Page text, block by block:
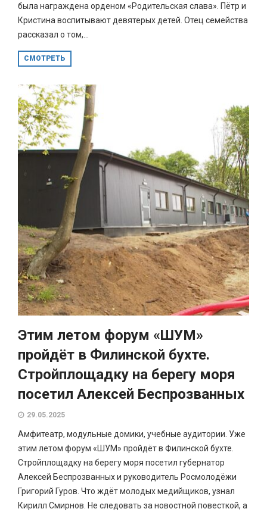
была награждена орденом «Родительская слава». Пётр и
Кристина воспитывают девятерых детей. Отец семейства
рассказал о том,...
СМОТРЕТЬ
Этим летом форум «ШУМ»
пройдёт в Филинской бухте.
Стройплощадку на берегу моря
посетил Алексей Беспрозванных
29.05.2025
Амфитеатр, модульные домики, учебные аудитории. Уже
этим летом форум «ШУМ» пройдёт в Филинской бухте.
Стройплощадку на берегу моря посетил губернатор
Алексей Беспрозванных и руководитель Росмолодёжи
Григорий Гуров. Что ждёт молодых медийщиков, узнал
Кирилл Смирнов. Не следовать за новостной повесткой, а